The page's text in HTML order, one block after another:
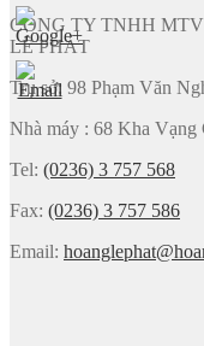
CÔNG TY TNHH
LÊ PHÁT
Trụ sở: 98 Phạm Văn
Nhà máy : 68 Kha
Tel: (0236) 3 757 568
Fax: (0236) 3 757 586
Email: